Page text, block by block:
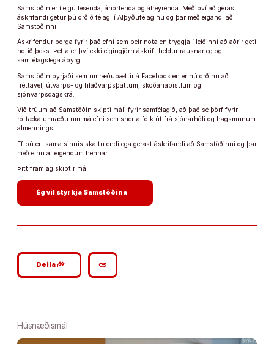
Samstöðin er í eigu lesenda, áhorfenda og áheyrenda. Með því að gerast
áskrifandi getur þú orðið félagi í Alþýðufélaginu og þar með eigandi að
Samstöðinni.
Áskrifendur borga fyrir það efni sem þeir nota en tryggja í leiðinni að aðrir geti
notið þess. Þetta er því ekki eigingjörn áskrift heldur rausnarleg og
samfélagslega ábyrg.
Samstöðin byrjaði sem umræðuþættir á Facebook en er nú orðinn að
fréttavef, útvarps- og hlaðvarpsþáttum, skoðanapistlum og
sjónvarpsdagskrá.
Við trúum að Samstöðin skipti máli fyrir samfélagið, að það sé þörf fyrir
róttæka umræðu um málefni sem snerta fólk út frá sjónarhóli og hagsmunum
almennings.
Ef þú ert sama sinnis skaltu endilega gerast áskrifandi að Samstöðinni og þar
með einn af eigendum hennar.
Þitt framlag skiptir máli.
Ég vil styrkja Samstöðina
Deilagoogle_plus_reshare link
Húsnæðismál